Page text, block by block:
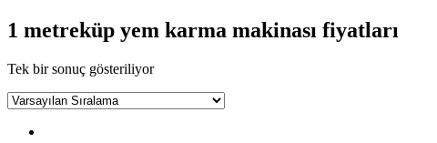
1 metreküp yem karma makinası fiyatları
Tek bir sonuç gösteriliyor